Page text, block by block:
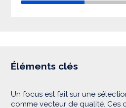
Éléments clés
Un focus est fait sur une
comme vecteur de qualité. Ces